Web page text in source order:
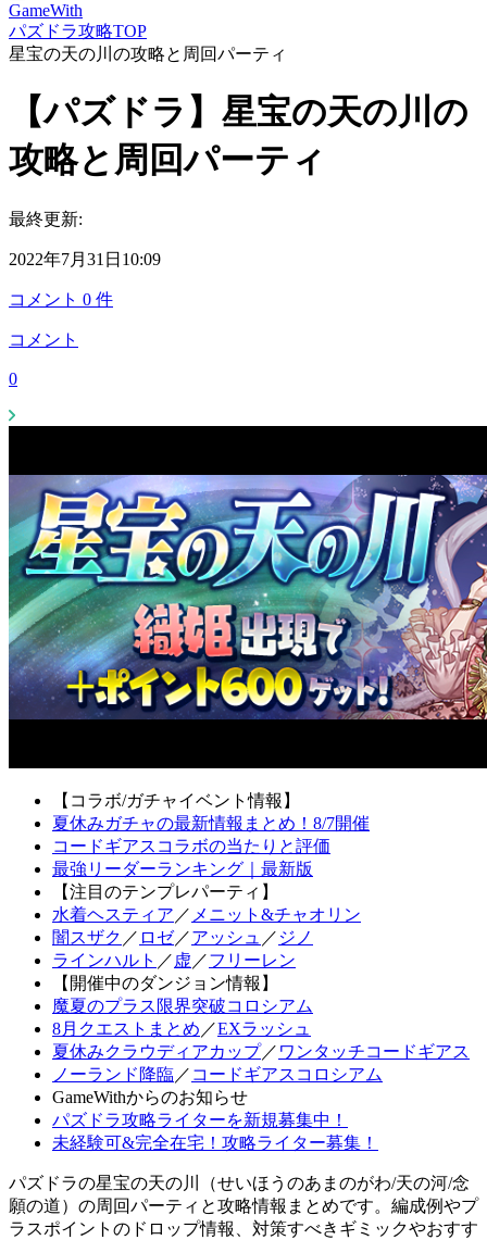
GameWith
パズドラ攻略TOP
星宝の天の川の攻略と周回パーティ
【パズドラ】星宝の天の川の
攻略と周回パーティ
最終更新:
2022年7月31日10:09
コメント 0 件
コメント
0
【コラボ/ガチャイベント情報】
夏休みガチャの最新情報まとめ！8/7開催
コードギアスコラボの当たりと評価
最強リーダーランキング｜最新版
【注目のテンプレパーティ】
水着ヘスティア ／ メニット&チャオリン
闇スザク ／ ロゼ／アッシュ ／ ジノ
ラインハルト ／ 虚 ／フリーレン
【開催中のダンジョン情報】
魔夏のプラス限界突破コロシアム
8月クエストまとめ ／EXラッシュ
夏休みクラウディアカップ／ ワンタッチコードギアス
ノーランド降臨／ コードギアスコロシアム
GameWithからのお知らせ
パズドラ攻略ライターを新規募集中！
未経験可&完全在宅！攻略ライター募集！
パズドラの星宝の天の川（せいほうのあまのがわ/天の河/念
願の道）の周回パーティと攻略情報まとめです。編成例やプ
ラスポイントのドロップ情報、対策すべきギミックやおすす